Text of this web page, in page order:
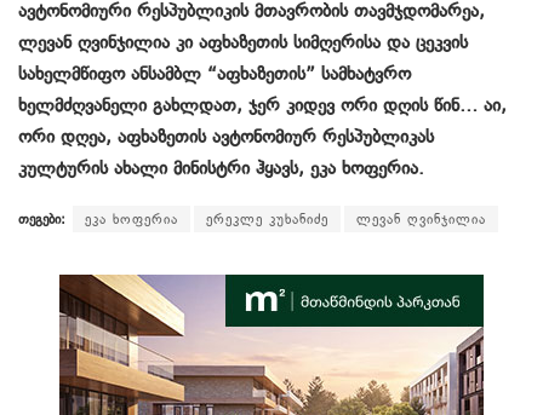
ავტონომიური რესპუბლიკის მთავრობის თავმჯდომარეა,
ლევან ღვინჯილია კი აფხაზეთის სიმღერისა და ცეკვის
სახელმწიფო ანსამბლ “აფხაზეთის” სამხატვრო
ხელმძღვანელი გახლდათ, ჯერ კიდევ ორი დღის წინ… აი,
ორი დღეა, აფხაზეთის ავტონომიურ რესპუბლიკას
კულტურის ახალი მინისტრი ჰყავს, ეკა ხოფერია.
თეგები: ეკა ხოფერია ერეკლე კუხანიძე ლევან ღვინჯილია